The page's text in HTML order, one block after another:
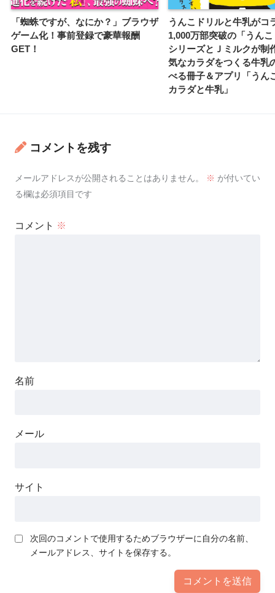
「蜘蛛ですが、なにか？」ブラウザ
ゲーム化！事前登録で豪華報酬
GET！
うんこドリルと牛乳がコ
1,000万部突破の「うん
シリーズとＪミルクが制
気なカラダをつくる牛乳
べる冊子＆アプリ「うん
カラダと牛乳」
コメントを残す
メールアドレスが公開されることはありません。 ※ が付いてい
る欄は必須項目です
コメント ※
名前
メール
サイト
次回のコメントで使用するためブラウザーに自分の名前、
メールアドレス、サイトを保存する。